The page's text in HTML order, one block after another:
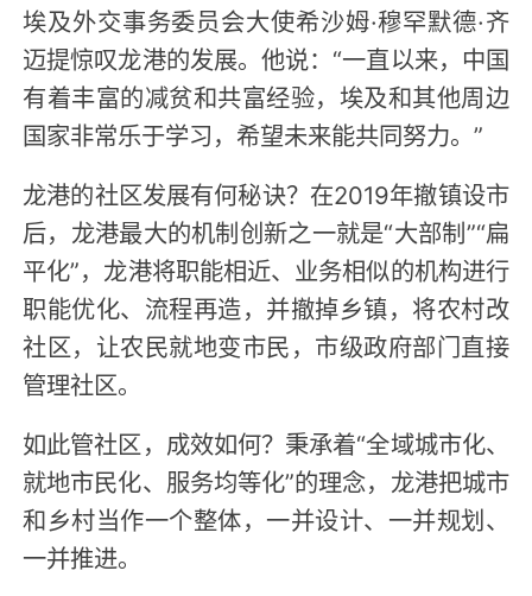
埃及外交事务委员会大使希沙姆·穆罕默德·齐
迈提惊叹龙港的发展。他说：“一直以来，中国
有着丰富的减贫和共富经验，埃及和其他周边
国家非常乐于学习，希望未来能共同努力。”
龙港的社区发展有何秘诀？在2019年撤镇设市
后，龙港最大的机制创新之一就是“大部制”“扁
平化”，龙港将职能相近、业务相似的机构进行
职能优化、流程再造，并撤掉乡镇，将农村改
社区，让农民就地变市民，市级政府部门直接
管理社区。
如此管社区，成效如何？秉承着“全域城市化、
就地市民化、服务均等化”的理念，龙港把城市
和乡村当作一个整体，一并设计、一并规划、
一并推进。